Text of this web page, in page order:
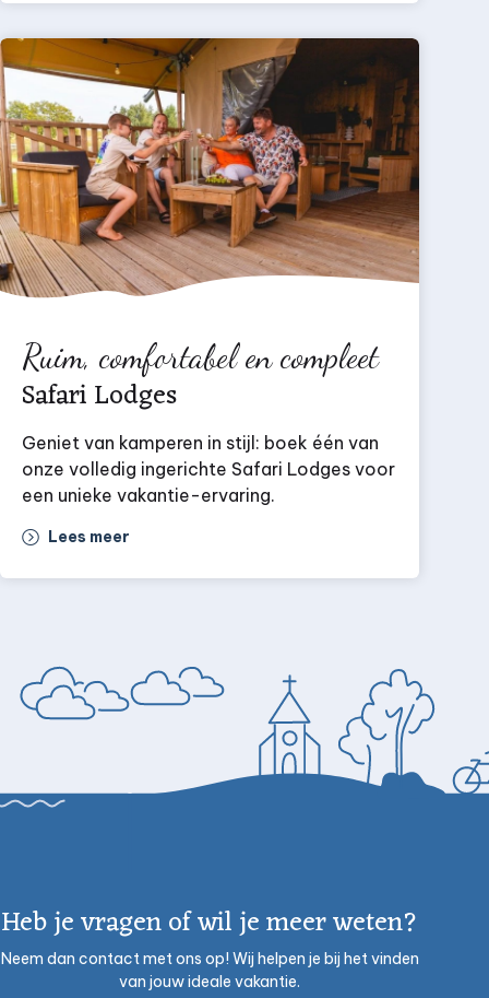
Safari Lodges
Ruim, comfortabel en compleet
Geniet van kamperen in stijl: boek één van
onze volledig ingerichte Safari Lodges voor
een unieke vakantie-ervaring.
Lees meer
Heb je vragen of wil je meer weten?
Neem dan contact met ons op! Wij helpen je bij het vinden
van jouw ideale vakantie.